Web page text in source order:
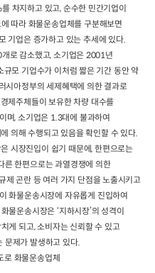
차지하고 있고, 순수한 민간기업이
따라 화물운송업체를 구분해보면
기업은 증가하고 있는 추세에 있다.
로 감소했고, 소기업은 2001년
모 기업수가 이처럼 짧은 기간 동안 약
시아정부의 세제혜택에 의한 결과로
제주체들이 보유한 차량 대수를
며, 소기업은 1.3대에 불과하여
의해 수행되고 있음을 확인할 수 있다.
시장진입이 쉽기 때문에, 한편으로는
른 한편으로는 과열경쟁에 의한
제 곤란 등 여러 가지 단점을 노출시키고
화물운송시장에 자유롭게 진입하여
물운송시장은 ‘지하시장’의 성격이
게 되고, 소비자는 신뢰할 수 있고
문제가 발생하고 있다.
로 화물운송업체